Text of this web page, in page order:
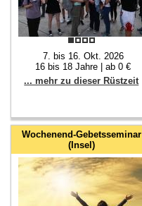
7. bis 16. Okt. 2026
16 bis 18 Jahre | ab 0 €
... mehr zu dieser Rüstzeit
Wochenend-Gebetsseminar
(Insel)